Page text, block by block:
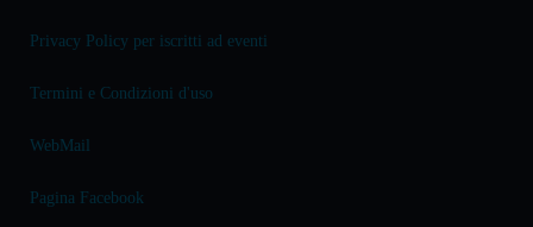
Privacy Policy per iscritti ad eventi
Termini e Condizioni d'uso
WebMail
Pagina Facebook